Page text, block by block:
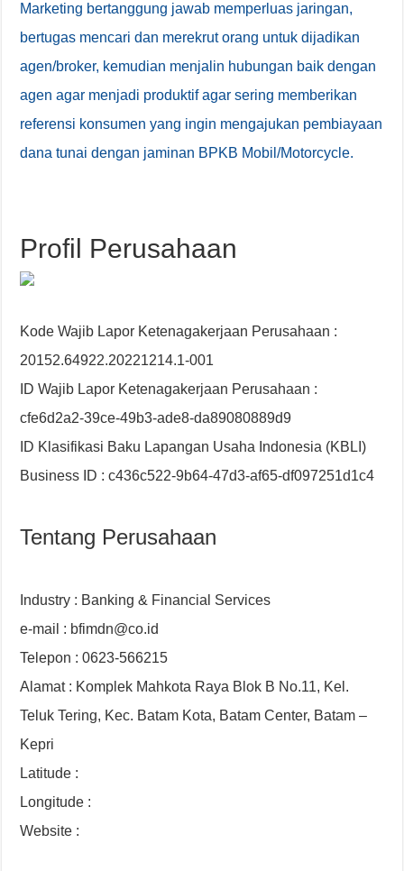
Marketing bertanggung jawab memperluas jaringan,
bertugas mencari dan merekrut orang untuk dijadikan
agen/broker, kemudian menjalin hubungan baik dengan
agen agar menjadi produktif agar sering memberikan
referensi konsumen yang ingin mengajukan pembiayaan
dana tunai dengan jaminan BPKB Mobil/Motorcycle.
Profil Perusahaan
Kode Wajib Lapor Ketenagakerjaan Perusahaan :
20152.64922.20221214.1-001
ID Wajib Lapor Ketenagakerjaan Perusahaan :
cfe6d2a2-39ce-49b3-ade8-da89080889d9
ID Klasifikasi Baku Lapangan Usaha Indonesia (KBLI)
Business ID : c436c522-9b64-47d3-af65-df097251d1c4
Tentang Perusahaan
Industry : Banking & Financial Services
e-mail : bfimdn@co.id
Telepon : 0623-566215
Alamat : Komplek Mahkota Raya Blok B No.11, Kel.
Teluk Tering, Kec. Batam Kota, Batam Center, Batam –
Kepri
Latitude :
Longitude :
Website :